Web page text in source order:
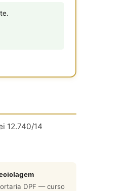
12.740/14
DPF — curso